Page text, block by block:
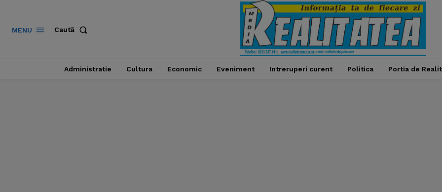
MENU Caută
Administratie Cultura Economic Eveniment Intreruperi curent Politica Portia de